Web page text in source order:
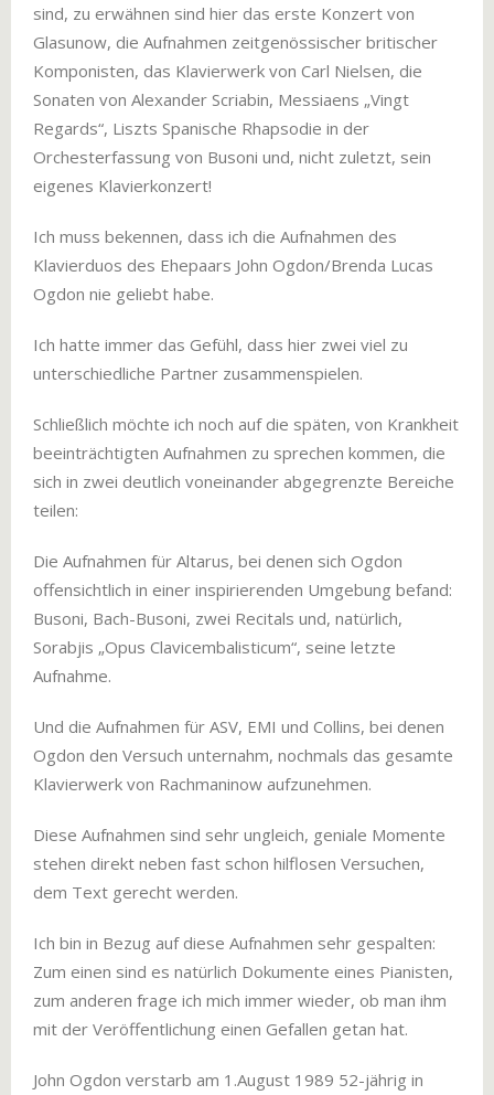
sind, zu erwähnen sind hier das erste Konzert von
Glasunow, die Aufnahmen zeitgenössischer britischer
Komponisten, das Klavierwerk von Carl Nielsen, die
Sonaten von Alexander Scriabin, Messiaens „Vingt
Regards“, Liszts Spanische Rhapsodie in der
Orchesterfassung von Busoni und, nicht zuletzt, sein
eigenes Klavierkonzert!
Ich muss bekennen, dass ich die Aufnahmen des
Klavierduos des Ehepaars John Ogdon/Brenda Lucas
Ogdon nie geliebt habe.
Ich hatte immer das Gefühl, dass hier zwei viel zu
unterschiedliche Partner zusammenspielen.
Schließlich möchte ich noch auf die späten, von Krankheit
beeinträchtigten Aufnahmen zu sprechen kommen, die
sich in zwei deutlich voneinander abgegrenzte Bereiche
teilen:
Die Aufnahmen für Altarus, bei denen sich Ogdon
offensichtlich in einer inspirierenden Umgebung befand:
Busoni, Bach-Busoni, zwei Recitals und, natürlich,
Sorabjis „Opus Clavicembalisticum“, seine letzte
Aufnahme.
Und die Aufnahmen für ASV, EMI und Collins, bei denen
Ogdon den Versuch unternahm, nochmals das gesamte
Klavierwerk von Rachmaninow aufzunehmen.
Diese Aufnahmen sind sehr ungleich, geniale Momente
stehen direkt neben fast schon hilflosen Versuchen,
dem Text gerecht werden.
Ich bin in Bezug auf diese Aufnahmen sehr gespalten:
Zum einen sind es natürlich Dokumente eines Pianisten,
zum anderen frage ich mich immer wieder, ob man ihm
mit der Veröffentlichung einen Gefallen getan hat.
John Ogdon verstarb am 1.August 1989 52-jährig in